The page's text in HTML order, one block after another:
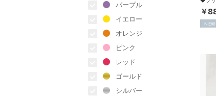
パープル
イエロー
オレンジ
ピンク
レッド
ゴールド
シルバー
￥
NEW